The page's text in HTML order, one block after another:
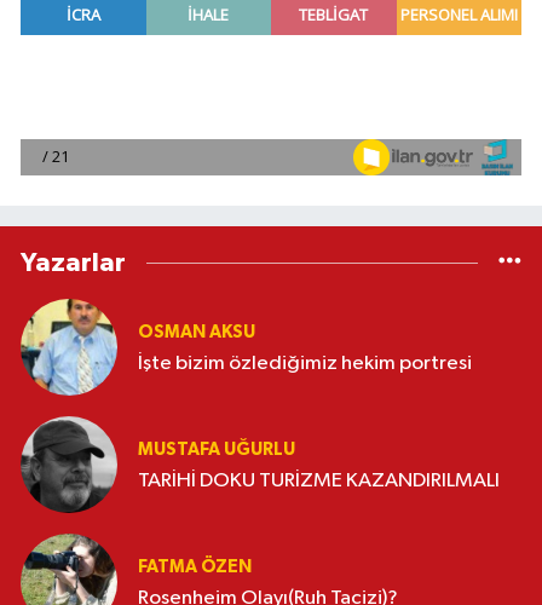
Yazarlar
OSMAN AKSU
İşte bizim özlediğimiz hekim portresi
MUSTAFA UĞURLU
TARİHİ DOKU TURİZME KAZANDIRILMALI
FATMA ÖZEN
Rosenheim Olayı(Ruh Tacizi)?